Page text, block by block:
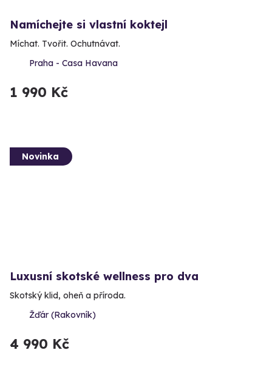
Namíchejte si vlastní koktejl
Míchat. Tvořit. Ochutnávat.
Praha - Casa Havana
1 990 Kč
Novinka
Luxusní skotské wellness pro dva
Skotský klid, oheň a příroda.
Žďár (Rakovník)
4 990 Kč